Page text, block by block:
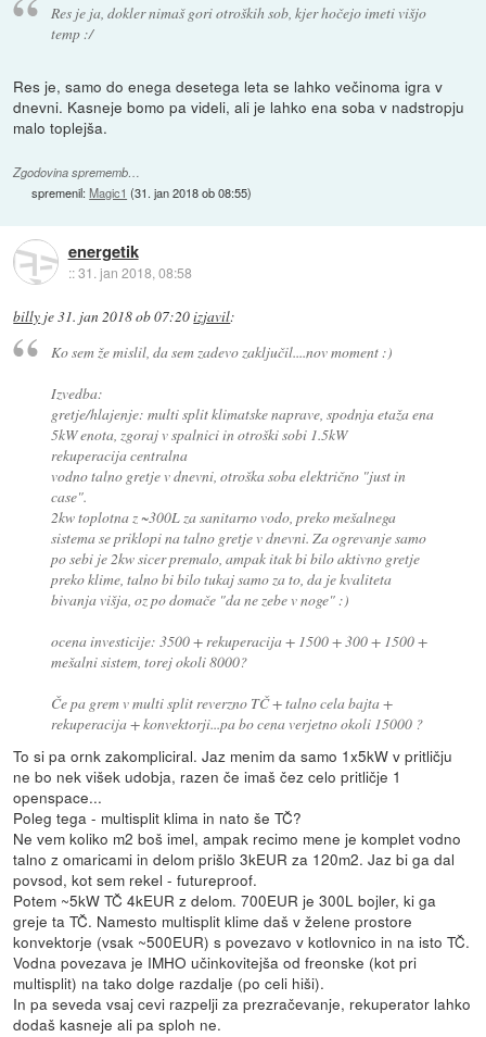
Res je ja, dokler nimaš gori otroških sob, kjer hočejo imeti višjo
temp :/
Res je, samo do enega desetega leta se lahko večinoma igra v
dnevni. Kasneje bomo pa videli, ali je lahko ena soba v nadstropju
malo toplejša.
Zgodovina sprememb…
spremenil:Magic1 (31. jan 2018 ob 08:55)
energetik
::31. jan 2018, 08:58
billy je31. jan 2018 ob 07:20izjavil:
Ko sem že mislil, da sem zadevo zaključil....nov moment :)
Izvedba:
gretje/hlajenje: multi split klimatske naprave, spodnja etaža ena
5kW enota, zgoraj v spalnici in otroški sobi 1.5kW
rekuperacija centralna
vodno talno gretje v dnevni, otroška soba električno "just in
case".
2kw toplotna z ~300L za sanitarno vodo, preko mešalnega
sistema se priklopi na talno gretje v dnevni. Za ogrevanje samo
po sebi je 2kw sicer premalo, ampak itak bi bilo aktivno gretje
preko klime, talno bi bilo tukaj samo za to, da je kvaliteta
bivanja višja, oz po domače "da ne zebe v noge" :)
ocena investicije: 3500 + rekuperacija + 1500 + 300 + 1500 +
mešalni sistem, torej okoli 8000?
Če pa grem v multi split reverzno TČ + talno cela bajta +
rekuperacija + konvektorji...pa bo cena verjetno okoli 15000 ?
To si pa ornk zakompliciral. Jaz menim da samo 1x5kW v pritličju
ne bo nek višek udobja, razen če imaš čez celo pritličje 1
openspace...
Poleg tega - multisplit klima in nato še TČ?
Ne vem koliko m2 boš imel, ampak recimo mene je komplet vodno
talno z omaricami in delom prišlo 3kEUR za 120m2. Jaz bi ga dal
povsod, kot sem rekel - futureproof.
Potem ~5kW TČ 4kEUR z delom. 700EUR je 300L bojler, ki ga
greje ta TČ. Namesto multisplit klime daš v želene prostore
konvektorje (vsak ~500EUR) s povezavo v kotlovnico in na isto TČ.
Vodna povezava je IMHO učinkovitejša od freonske (kot pri
multisplit) na tako dolge razdalje (po celi hiši).
In pa seveda vsaj cevi razpelji za prezračevanje, rekuperator lahko
dodaš kasneje ali pa sploh ne.